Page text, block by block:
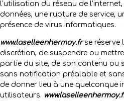
l'utilisation du réseau de
données, une rupture de service,
présence de virus informatiques.
www.laselleenhermoy.frse réserve
discrétion, de suspendre ou
partie du site, de son contenu ou
sans notification préalable et
de donner lieu à une quelconque
utilisateurs.